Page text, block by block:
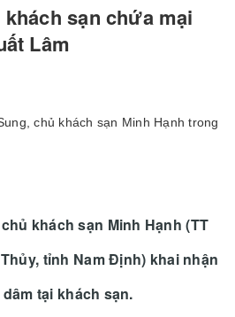
sạn chứa mại
Lâm
chủ khách sạn Minh Hạnh trong
khách sạn Minh Hạnh (TT
tỉnh Nam Định) khai nhận
tại khách sạn.